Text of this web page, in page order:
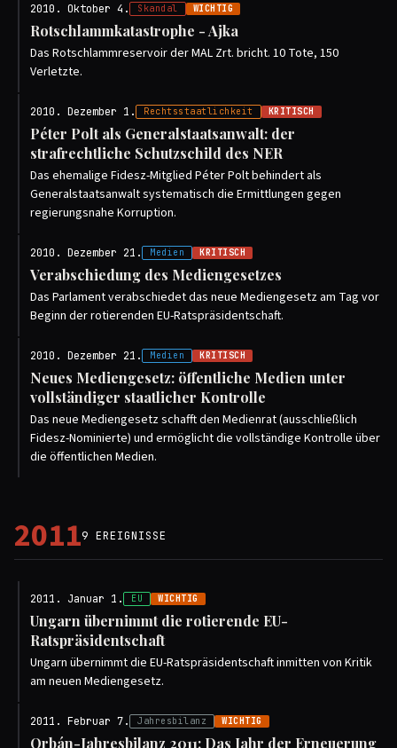
2010. Oktober 4. Skandal WICHTIG
Rotschlammkatastrophe - Ajka
Das Rotschlammreservoir der MAL Zrt. bricht. 10 Tote, 150
Verletzte.
2010. Dezember 1. Rechtsstaatlichkeit KRITISCH
Péter Polt als Generalstaatsanwalt: der
strafrechtliche Schutzschild des NER
Das ehemalige Fidesz-Mitglied Péter Polt behindert als
Generalstaatsanwalt systematisch die Ermittlungen gegen
regierungsnahe Korruption.
2010. Dezember 21. Medien KRITISCH
Verabschiedung des Mediengesetzes
Das Parlament verabschiedet das neue Mediengesetz am Tag vor
Beginn der rotierenden EU-Ratspräsidentschaft.
2010. Dezember 21. Medien KRITISCH
Neues Mediengesetz: öffentliche Medien unter
vollständiger staatlicher Kontrolle
Das neue Mediengesetz schafft den Medienrat (ausschließlich
Fidesz-Nominierte) und ermöglicht die vollständige Kontrolle über
die öffentlichen Medien.
20119 EREIGNISSE
2011. Januar 1. EU WICHTIG
Ungarn übernimmt die rotierende EU-
Ratspräsidentschaft
Ungarn übernimmt die EU-Ratspräsidentschaft inmitten von Kritik
am neuen Mediengesetz.
2011. Februar 7. Jahresbilanz WICHTIG
Orbán-Jahresbilanz 2011: Das Jahr der Erneuerung